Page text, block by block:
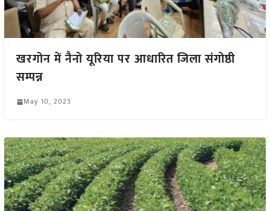
खरगोन में नैनो यूरिया पर आधारित जिला संगोष्ठी
सम्पन्न
May 10, 2023